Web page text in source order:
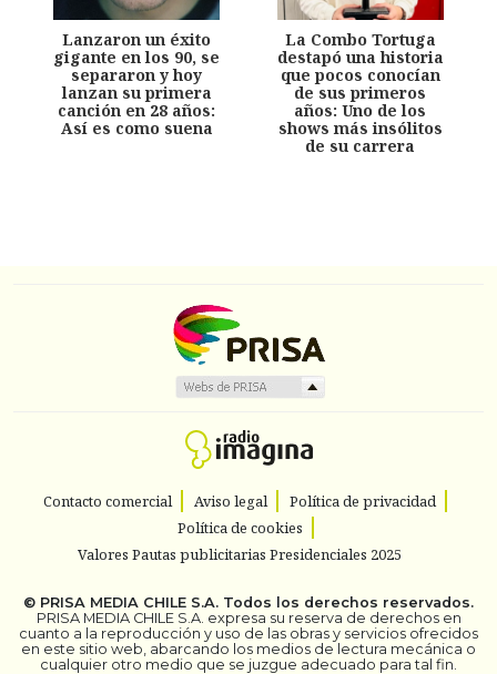
Lanzaron un éxito
gigante en los 90, se
separaron y hoy
lanzan su primera
canción en 28 años:
Así es como suena
La Combo Tortuga
destapó una historia
que pocos conocían
de sus primeros
años: Uno de los
shows más insólitos
de su carrera
Contacto comercial Aviso legal
Política de privacidad
Política de cookies
Valores Pautas publicitarias Presidenciales 2025
© PRISA MEDIA CHILE S.A. Todos los derechos reservados.
PRISA MEDIA CHILE S.A. expresa su reserva de derechos en
cuanto a la reproducción y uso de las obras y servicios ofrecidos
en este sitio web, abarcando los medios de lectura mecánica o
cualquier otro medio que se juzgue adecuado para tal fin.